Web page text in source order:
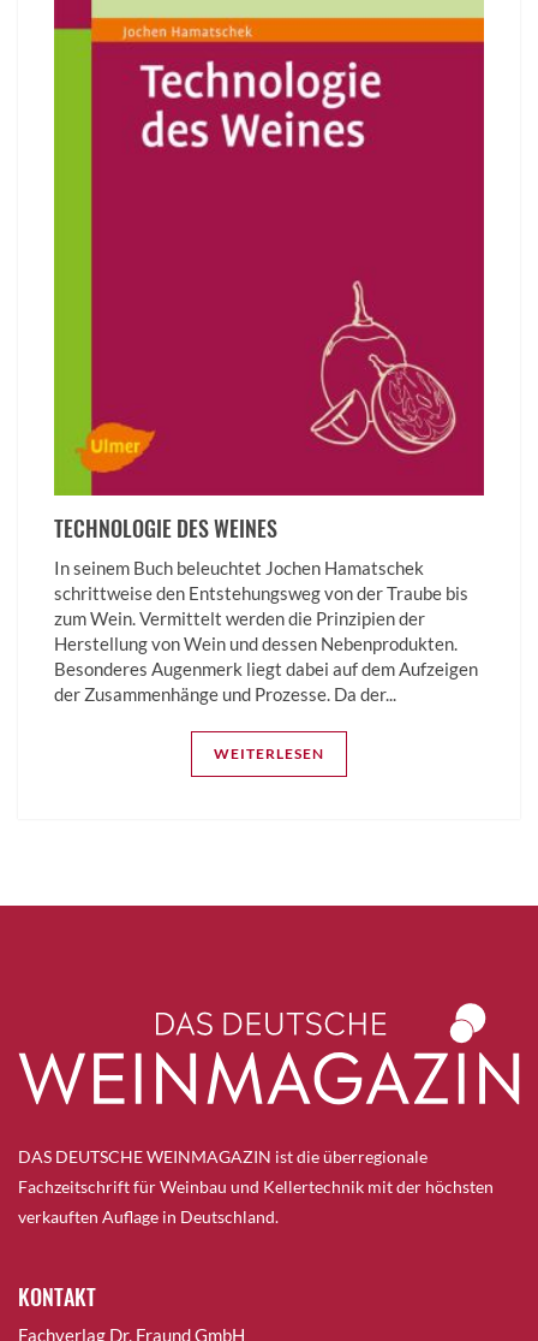
TECHNOLOGIE DES WEINES
In seinem Buch beleuchtet Jochen Hamatschek
schrittweise den Entstehungsweg von der Traube bis
zum Wein. Vermittelt werden die Prinzipien der
Herstellung von Wein und dessen Nebenprodukten.
Besonderes Augenmerk liegt dabei auf dem Aufzeigen
der Zusammenhänge und Prozesse. Da der...
WEITERLESEN
DAS DEUTSCHE WEINMAGAZIN ist die überregionale
Fachzeitschrift für Weinbau und Kellertechnik mit der höchsten
verkauften Auflage in Deutschland.
KONTAKT
Fachverlag Dr. Fraund GmbH